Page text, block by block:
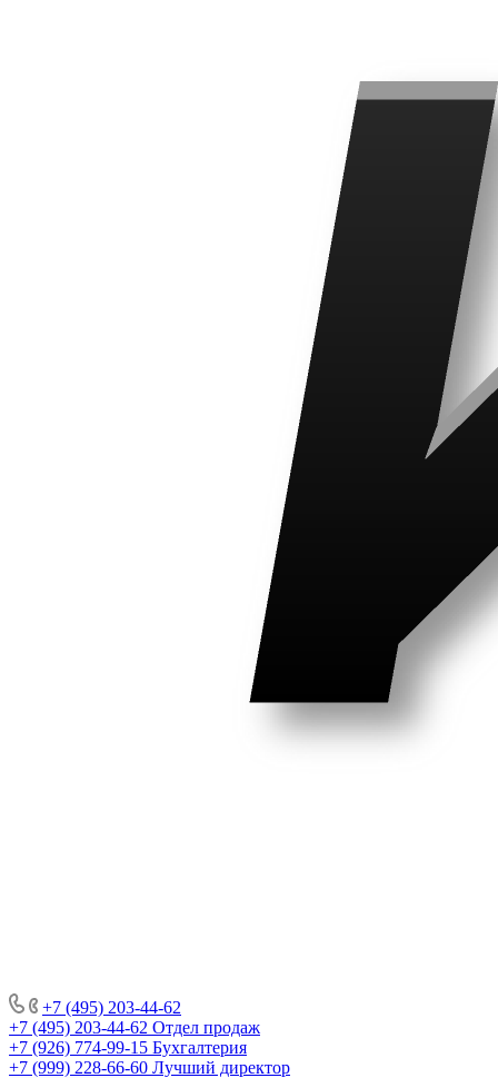
+7 (495) 203-44-62
+7 (495) 203-44-62 Отдел продаж
+7 (926) 774-99-15 Бухгалтерия
+7 (999) 228-66-60 Лучший директор